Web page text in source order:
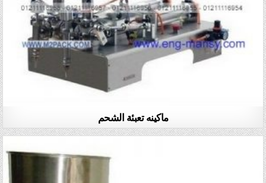
ماكينه تعبئة الشحم